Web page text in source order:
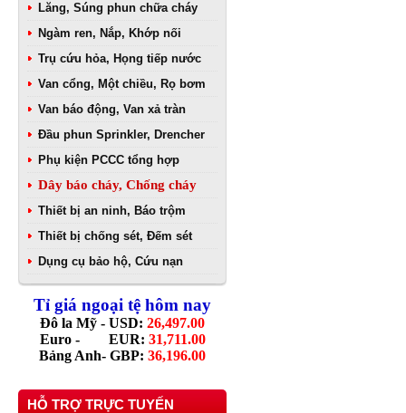
Lăng, Súng phun chữa cháy
Ngàm ren, Nắp, Khớp nối
Trụ cứu hỏa, Họng tiếp nước
Van cổng, Một chiều, Rọ bơm
Van báo động, Van xả tràn
Đầu phun Sprinkler, Drencher
Phụ kiện PCCC tổng hợp
Dây báo cháy, Chống cháy
Thiết bị an ninh, Báo trộm
Thiết bị chống sét, Đếm sét
Dụng cụ bảo hộ, Cứu nạn
Tỉ giá ngoại tệ hôm nay
Đô la Mỹ - USD: 26,497.00
Euro - EUR: 31,711.00
Bảng Anh- GBP: 36,196.00
HỖ TRỢ TRỰC TUYẾN